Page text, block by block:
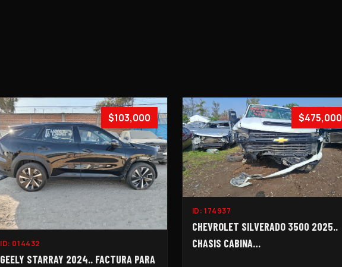
$103,000
ID: 014432
GEELY STARRAY 2024.. FACTURA PARA
$475,000
ID:174937
CHEVROLET SILVERADO 3500 2025..
CHASIS CABINA…